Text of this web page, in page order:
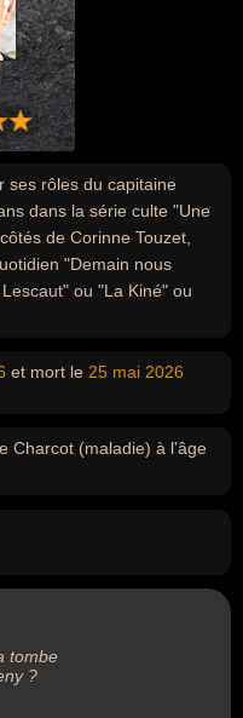
ses rôles du capitaine
dans la série culte "Une
de Corinne Touzet,
"Demain nous
ou "La Kiné" ou
et mort le 25 mai 2026
Charcot (maladie) à l'âge
tombe
?